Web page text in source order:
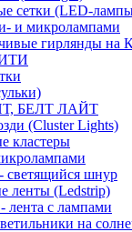
сетки (LED-
и микролампами
гирлянды
БЕЛТ ЛАЙТ
(Cluster Lights)
кластеры
шнур
ленты (Ledstrip)
с лампами
на